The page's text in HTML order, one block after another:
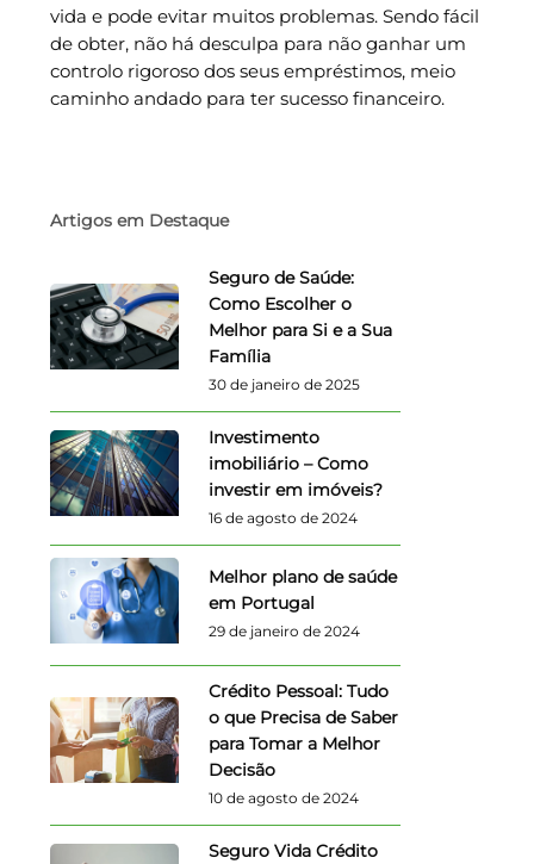
vida e pode evitar muitos problemas. Sendo fácil
de obter, não há desculpa para não ganhar um
controlo rigoroso dos seus empréstimos, meio
caminho andado para ter sucesso financeiro.
Artigos em Destaque
Seguro de Saúde:
Como Escolher o
Melhor para Si e a Sua
Família
30 de janeiro de 2025
Investimento
imobiliário – Como
investir em imóveis?
16 de agosto de 2024
Melhor plano de saúde
em Portugal
29 de janeiro de 2024
Crédito Pessoal: Tudo
o que Precisa de Saber
para Tomar a Melhor
Decisão
10 de agosto de 2024
Seguro Vida Crédito